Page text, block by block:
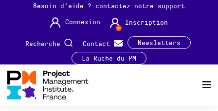
Besoin d'aide ? contactez notre support
Connexion
Inscription
Recherche Contact
Newsletters
La Ruche du PM